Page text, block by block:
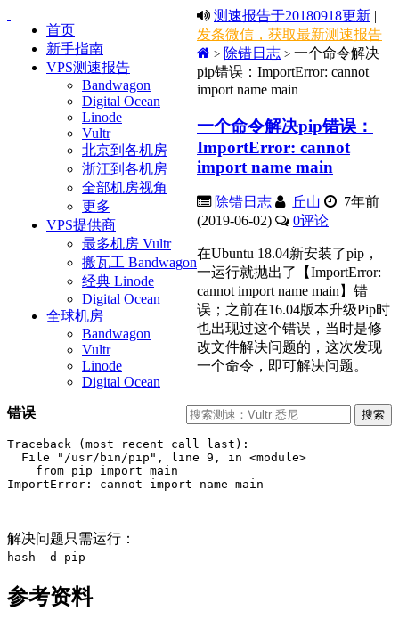
首页
新手指南
VPS测速报告
Bandwagon
Digital Ocean
Linode
Vultr
北京到各机房
浙江到各机房
全部机房视角
更多
VPS提供商
最多机房 Vultr
搬瓦工 Bandwagon
经典 Linode
Digital Ocean
全球机房
Bandwagon
Vultr
Linode
Digital Ocean
测速报告于20180918更新 |
发条微信，获取最新测速报告
> 除错日志 > 一个命令解决
pip错误：ImportError: cannot
import name main
一个命令解决pip错误：
ImportError: cannot
import name main
除错日志 丘山
7年前
(2019-06-02)
0评论
在Ubuntu 18.04新安装了pip，
一运行就抛出了【ImportError:
cannot import name main】错
误；之前在16.04版本升级Pip时
也出现过这个错误，当时是修
改文件解决问题的，这次发现
一个命令，即可解决问题。
错误
Traceback (most recent call last):
  File "/usr/bin/pip", line 9, in <module>
    from pip import main
ImportError: cannot import name main
解决问题只需运行：
hash -d pip
参考资料